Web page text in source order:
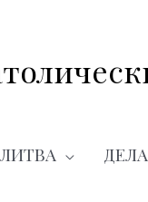
ДЕЛА